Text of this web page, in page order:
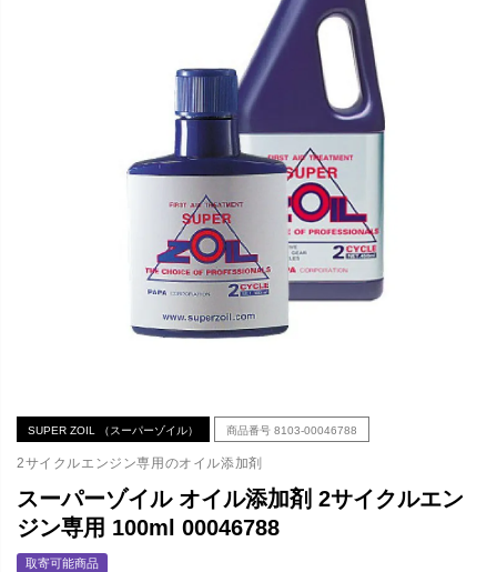
SUPER ZOIL （スーパーゾイル） 商品番号 8103-00046788
2サイクルエンジン専用のオイル添加剤
スーパーゾイル オイル添加剤 2サイクルエン
ジン専用 100ml 00046788
取寄可能商品